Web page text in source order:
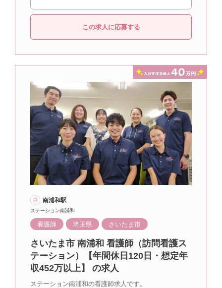
この求人に応募する
南浦和駅
ステーション南浦和
看護師 埼玉県 さいたま市
さいたま市 南浦和 看護師（訪問看護ス
テーション）【年間休日120日・想定年
収452万以上】 の求人
ステーション南浦和の看護師求人です。